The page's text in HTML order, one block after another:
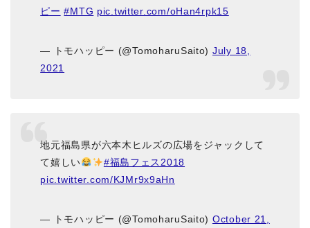
ピー #MTG pic.twitter.com/oHan4rpk15
— トモハッピー (@TomoharuSaito) July 18,
2021
地元福島県が六本木ヒルズの広場をジャックして
て嬉しい
#福島フェス2018
pic.twitter.com/KJMr9x9aHn
— トモハッピー (@TomoharuSaito) October 21,